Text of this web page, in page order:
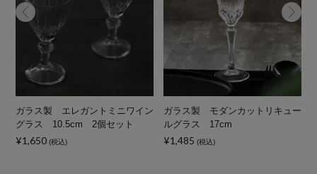
ガラス製 エレガントミニワイン
グラス 10.5cm 2個セット
¥1,650 (税込)
ガラス製 モダンカットリキュー
ルグラス 17cm
¥1,485 (税込)